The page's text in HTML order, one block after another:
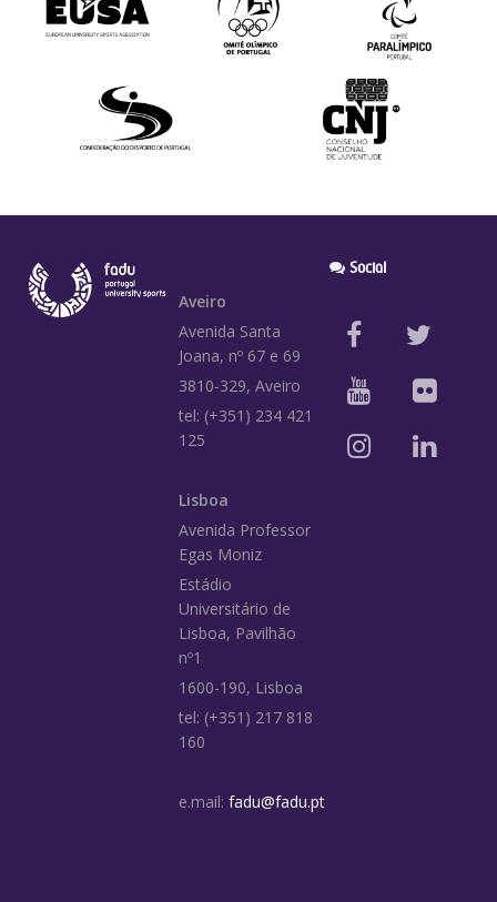
Aveiro
Avenida Santa
Joana, nº 67 e 69
3810-329, Aveiro
tel: (+351) 234 421
125
Lisboa
Avenida Professor
Egas Moniz
Estádio
Universitário de
Lisboa, Pavilhão
nº1
1600-190, Lisboa
tel: (+351) 217 818
160
e.mail: fadu@fadu.pt
Social